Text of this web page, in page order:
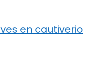
en cautiverio